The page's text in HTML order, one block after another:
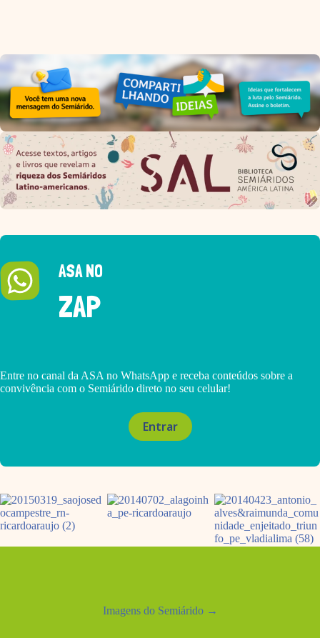
ASA NO
ZAP
Entre no canal da ASA no WhatsApp e receba conteúdos sobre a
convivência com o Semiárido direto no seu celular!
Entrar
Imagens do Semiárido →